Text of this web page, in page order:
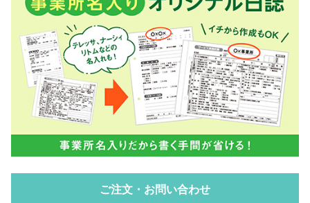
ご注文・お問い合わせ